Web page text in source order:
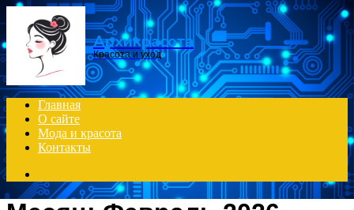
Архикрасота
Красота и уход
Главная
О сайте
Мода и красота
Контакты
for